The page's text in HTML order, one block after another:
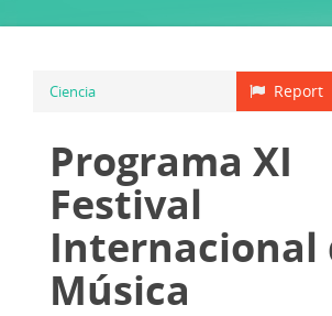
Report
Ciencia
Programa XI
Festival
Internacional
Música